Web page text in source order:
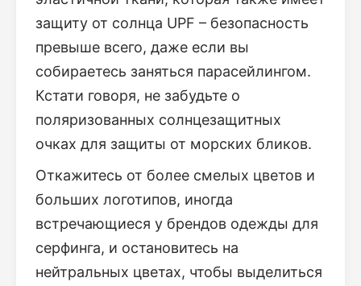
защиту от солнца UPF – безопасность
превыше всего, даже если вы
собираетесь заняться парасейлингом.
Кстати говоря, не забудьте о
поляризованных солнцезащитных
очках для защиты от морских бликов.
Откажитесь от более смелых цветов и
больших логотипов, иногда
встречающиеся у брендов одежды для
серфинга, и остановитесь на
нейтральных цветах, чтобы выделиться